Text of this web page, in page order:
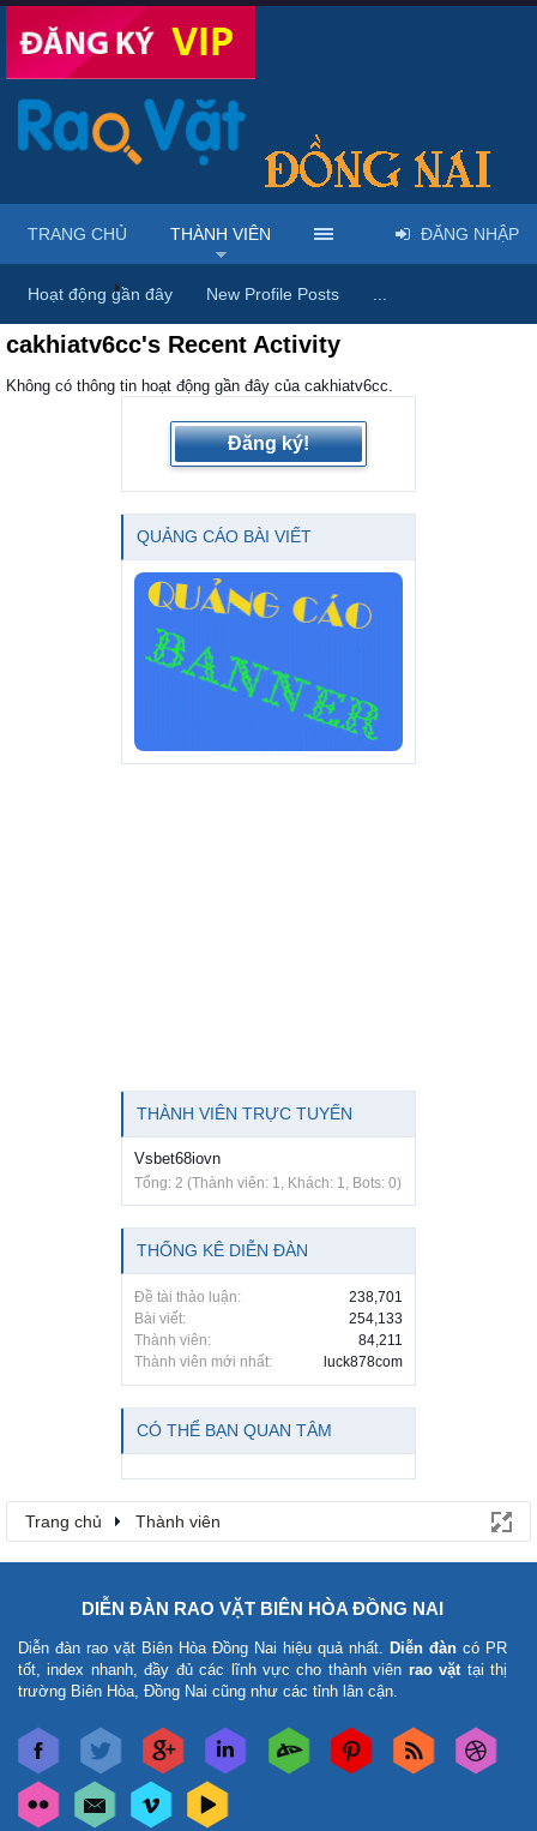
Trang chủ Thành viên
cakhiatv6cc's Recent Activity
Không có thông tin hoạt động gần đây của cakhiatv6cc.
Đăng ký!
QUẢNG CÁO BÀI VIẾT
THÀNH VIÊN TRỰC TUYẾN
Vsbet68iovn
Tổng: 2 (Thành viên: 1, Khách: 1, Bots: 0)
THỐNG KÊ DIỄN ĐÀN
Đề tài thảo luận:
238,701
Bài viết:
254,133
Thành viên:
84,211
Thành viên mới nhất:
luck878com
CÓ THỂ BẠN QUAN TÂM
Trang chủ Thành viên
TRANG CHỦ THÀNH VIÊN
Hoạt động gần đây New Profile Posts
ĐĂNG NHẬP
DIỄN ĐÀN RAO VẶT BIÊN HÒA ĐỒNG NAI
Diễn đàn rao vặt Biên Hòa Đồng Nai hiệu quả nhất. Diễn đàn có PR
tốt, index nhanh, đầy đủ các lĩnh vực cho thành viên rao vặttại thị
trường Biên Hòa, Đồng Nai cũng như các tỉnh lân cận.